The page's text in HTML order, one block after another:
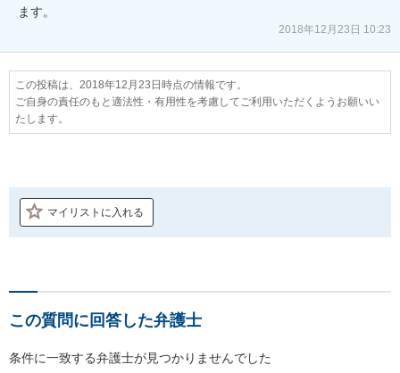
ます。
2018年12月23日 10:23
この投稿は、2018年12月23日時点の情報です。
ご自身の責任のもと適法性・有用性を考慮してご利用いただくようお願いい
たします。
マイリストに入れる
この質問に回答した弁護士
条件に一致する弁護士が見つかりませんでした